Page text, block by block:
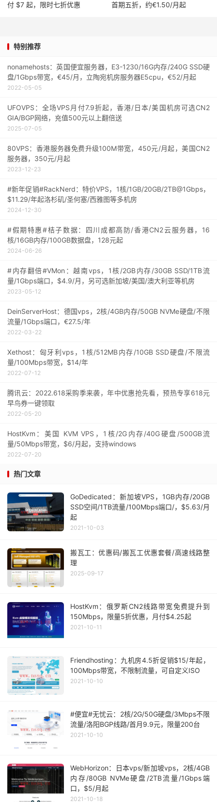
付 $7 起，限时七折优惠
首期五折，约€1.50/月起
特别推荐
nonamehosts：英国便宜服务器，E3-1230/16G内存/240G SSD硬
盘/1Gbps带宽，€45/月，立陶宛机房服务器E5cpu，€52/月起
2022-05-05
UFOVPS：全场VPS月付7.9折起，香港/日本/美国机房可选CN2
GIA/BGP网络，充值500元以上翻倍送
2025-07-05
80VPS：香港服务器免费升级100M带宽，450元/月起，美国CN2
服务器，350元/月起
2023-12-23
#新年促销#RackNerd：特价VPS，1核/1GB/20GB/2TB@1Gbps，
$11.29/年起洛杉矶/圣何塞/西雅图等多机房
2024-12-30
#假期特惠#桔子数据：四川成都高防/香港CN2云服务器，16
核/16GB内存/100GB数据盘，128元起
2024-06-26
#内存翻倍#VMon：越南vps，1核/2GB内存/30GB SSD/1TB流
量/1Gbps端口，$4.9/月，另可选新加坡/美国/澳大利亚等机房
2023-05-12
DeinServerHost：德国vps，2核/4GB内存/50GB NVMe硬盘/不限
流量/1Gbps端口，€27.5/年
2022-03-22
Xethost：匈牙利vps，1核/512MB内存/10GB SSD硬盘/不限流
量/100Mbps带宽，$14/年
2022-07-12
腾讯云：2022.618采购季来袭，年中优惠抢先看，预热专享618元
早鸟券一键领取
2022-05-20
HostKvm：美国 KVM VPS，1核/2G内存/40G硬盘/500GB流
量/50Mbps带宽，$6/月起，支持windows
2022-07-20
热门文章
GoDedicated：新加坡VPS，1GB内存/20GB
SSD空间/1TB流量/100Mbps端口/，$5.63/月
起
2021-10-03
搬瓦工：优惠码/搬瓦工优惠套餐/高速线路整
理
2025-09-17
HostKvm：俄罗斯CN2线路带宽免费提升到
150Mbps，限量5折优惠，月付$4.25起
2021-10-11
Friendhosting：九机房4.5折促销$15/年起，
100Mbps带宽，不限制流量，可自定义ISO
2021-10-10
#便宜#无忧云：2核/2G/50G硬盘/3Mbps不限
流量/洛阳BGP线路/首月9.9元，限量200台
2021-10-10
WebHorizon：日本vps/新加坡vps，2核/4GB
内存/80GB NVMe硬盘/2TB流量/1Gbps端
口，$5/月起
2021-10-18